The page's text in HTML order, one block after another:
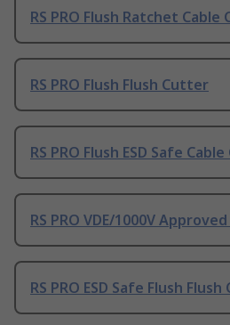
RS PRO Flush Ratchet
RS PRO Flush Flush Cutter
RS PRO Flush ESD Safe
RS PRO VDE/1000V
RS PRO ESD Safe Flush